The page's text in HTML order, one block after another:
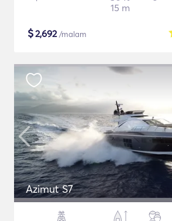
15 m
$2,692/malam
Azimut S7